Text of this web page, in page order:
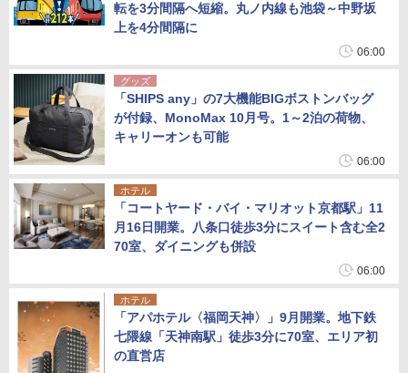
転を3分間隔へ短縮。丸ノ内線も池袋～中野坂
上を4分間隔に
06:00
グッズ
「SHIPS any」の7大機能BIGボストンバッグ
が付録、MonoMax 10月号。1～2泊の荷物、
キャリーオンも可能
06:00
ホテル
「コートヤード・バイ・マリオット京都駅」11
月16日開業。八条口徒歩3分にスイート含む全2
70室、ダイニングも併設
06:00
ホテル
「アパホテル〈福岡天神〉」9月開業。地下鉄
七隈線「天神南駅」徒歩3分に70室、エリア初
の直営店